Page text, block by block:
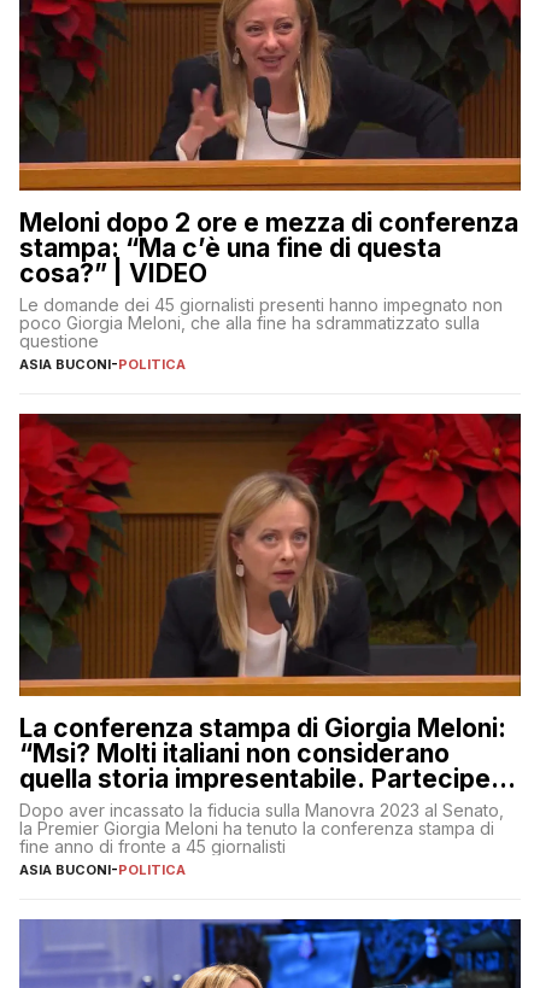
Meloni dopo 2 ore e mezza di conferenza
stampa: “Ma c’è una fine di questa
cosa?” | VIDEO
Le domande dei 45 giornalisti presenti hanno impegnato non
poco Giorgia Meloni, che alla fine ha sdrammatizzato sulla
questione
ASIA BUCONI-POLITICA
La conferenza stampa di Giorgia Meloni:
“Msi? Molti italiani non considerano
quella storia impresentabile. Parteciperò
al 25 aprile”
Dopo aver incassato la fiducia sulla Manovra 2023 al Senato,
la Premier Giorgia Meloni ha tenuto la conferenza stampa di
fine anno di fronte a 45 giornalisti
ASIA BUCONI-POLITICA